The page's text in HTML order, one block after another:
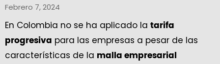
Febrero 7, 2024
En Colombia no se ha aplicado la tarifa
progresiva para las empresas a pesar de las
características de la malla empresarial